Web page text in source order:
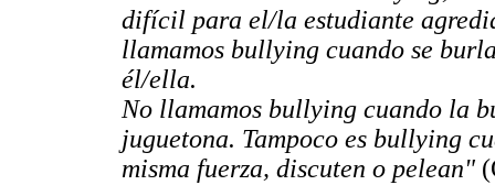
difícil para el/la estudiante
llamamos bullying cuando se
él/ella.
No llamamos bullying cuando la
juguetona. Tampoco es bullying
misma fuerza, discuten o pelean"